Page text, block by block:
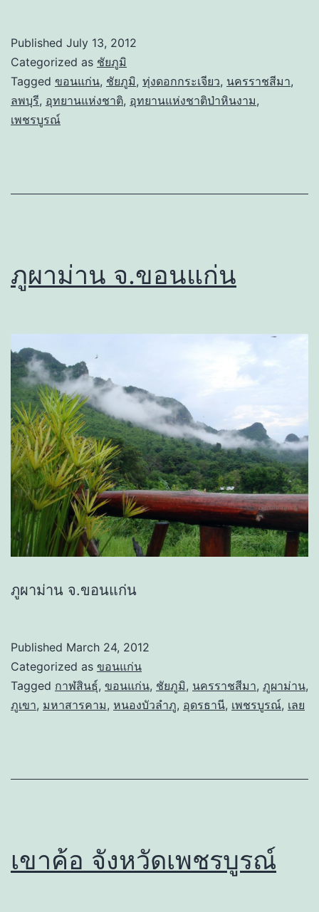
Published July 13, 2012
Categorized as ชัยภูมิ
Tagged ขอนแก่น, ชัยภูมิ, ทุ่งดอกกระเจียว, นครราชสีมา,
ลพบุรี, อุทยานแห่งชาติ, อุทยานแห่งชาติป่าหินงาม,
เพชรบูรณ์
ภูผาม่าน จ.ขอนแก่น
ภูผาม่าน จ.ขอนแก่น
Published March 24, 2012
Categorized as ขอนแก่น
Tagged กาฬสินธุ์, ขอนแก่น, ชัยภูมิ, นครราชสีมา, ภูผาม่าน,
ภูเขา, มหาสารคาม, หนองบัวลำภู, อุดรธานี, เพชรบูรณ์, เลย
เขาค้อ จังหวัดเพชรบูรณ์